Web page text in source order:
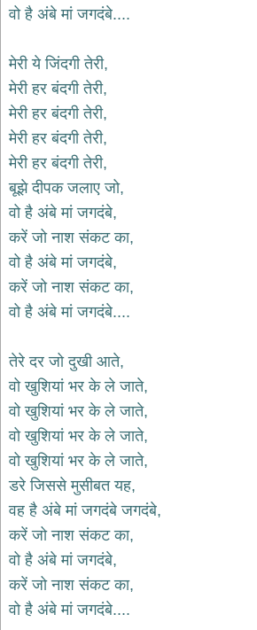
जैन
jain
bhajans
दुर्गा
भजन
durga
bhajans
गणेश
भजन
ganesh
bhajans
राम
भजन
raam
भजन
gurudev
bhajans
विविध
भजन
miscellaneous
bhajans
विष्णु
भजन
vishnu
bhajans
बाबा
बालक
नाथ
भजन
वो है अंबे मां जगदंबे....
मेरी ये जिंदगी तेरी,
मेरी हर बंदगी तेरी,
मेरी हर बंदगी तेरी,
मेरी हर बंदगी तेरी,
मेरी हर बंदगी तेरी,
बूझे दीपक जलाए जो,
वो है अंबे मां जगदंबे,
करें जो नाश संकट का,
वो है अंबे मां जगदंबे,
करें जो नाश संकट का,
वो है अंबे मां जगदंबे....
तेरे दर जो दुखी आते,
वो खुशियां भर के ले जाते,
वो खुशियां भर के ले जाते,
वो खुशियां भर के ले जाते,
वो खुशियां भर के ले जाते,
डरे जिससे मुसीबत यह,
वह है अंबे मां जगदंबे जगदंबे,
करें जो नाश संकट का,
वो है अंबे मां जगदंबे,
करें जो नाश संकट का,
वो है अंबे मां जगदंबे....